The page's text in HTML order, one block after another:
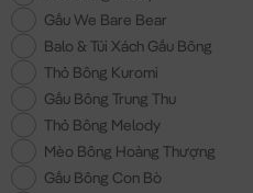
Gấu We Bare Bear
Balo & Túi Xách Gấu Bông
Thỏ Bông Kuromi
Gấu Bông Trung Thu
Thỏ Bông Melody
Mèo Bông Hoàng Thượng
Gấu Bông Con Bò